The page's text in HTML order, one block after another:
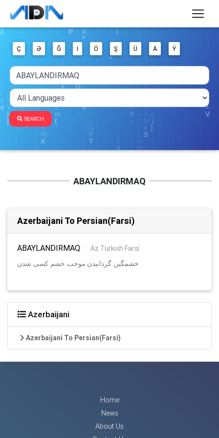
Ç Ə Ğ I Ö Ş Ü Ä Ý
SEARCH
ABAYLANDIRMAQ
Azerbaijani To Persian(Farsi)
ABAYLANDIRMAQ : Az Turkish Farsi
خشمگین گردانیدن.موجب خشم کسی شدن
Azerbaijani
Azerbaijani To Persian(Farsi)
Home
News
About Us